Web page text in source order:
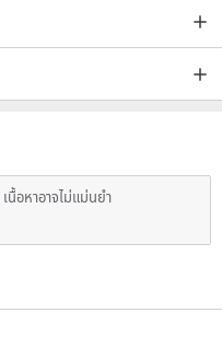
นื้อหาอาจไม่แม่นยำ